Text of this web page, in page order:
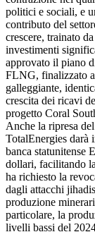
politici e sociali, e
contributo del
crescere, trainato
investimenti
approvato il piano
FLNG, finalizzato
galleggiante,
crescita dei ricavi
progetto Coral
Anche la ripresa
TotalEnergies darà
banca statunitense
dollari, facilitando
ha richiesto la
dagli attacchi
produzione
particolare, la
livelli bassi del